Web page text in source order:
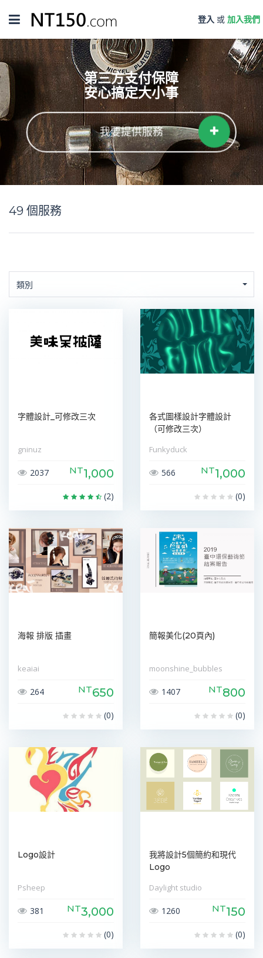
Toggle
navigation
登入 或 加入我們
第三方支付保障
安心搞定大小事
我要提供服務
49 個服務
類別
字體設計_可修改三次
gninuz
2037 NT1,000
(2)
各式圖樣設計字體設計
（可修改三次）
Funkyduck
566 NT1,000
(0)
海報 排版 插畫
keaiai
264 NT650
(0)
簡報美化(20頁內)
moonshine_bubbles
1407 NT800
(0)
Logo設計
Psheep
381 NT3,000
(0)
我將設計5個簡約和現代
Logo
Daylight studio
1260 NT150
(0)